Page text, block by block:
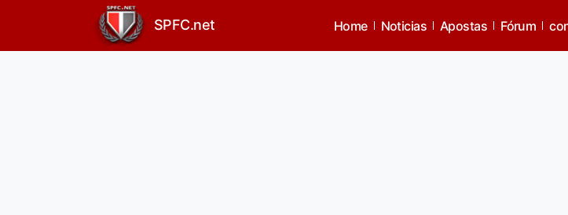
SPFC.net Home Noticias Apostas Fórum